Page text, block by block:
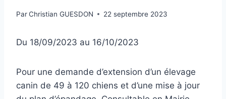
ParChristian GUESDON 22 septembre 2023
Du 18/09/2023 au 16/10/2023
Pour une demande d’extension d’un élevage
canin de 49 à 120 chiens et d’une mise à jour